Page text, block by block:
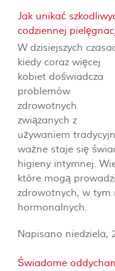
Jak unikać
codziennej
W dzisiejszych
kiedy coraz więcej
kobiet doświadcza
problemów
zdrowotnych
związanych z
używaniem
ważne staje się
higieny intymnej.
które mogą
zdrowotnych, w tym
hormonalnych.
Napisano niedziela,
Świadome